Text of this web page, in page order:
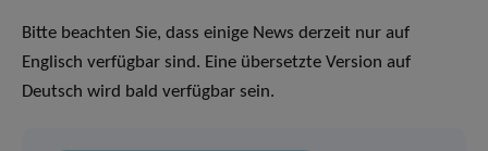
Bitte beachten Sie, dass einige News derzeit nur auf
Englisch verfügbar sind. Eine übersetzte Version auf
Deutsch wird bald verfügbar sein.